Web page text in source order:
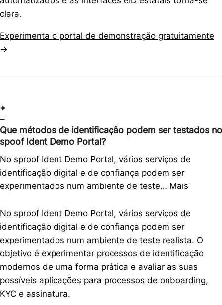
clara.
Experimenta o portal de demonstração gratuitamente
→
+
–
Que métodos de identificação podem ser testados no
spoof Ident Demo Portal?
No sproof Ident Demo Portal, vários serviços de
identificação digital e de confiança podem ser
experimentados num ambiente de teste… Mais
No sproof Ident Demo Portal, vários serviços de
identificação digital e de confiança podem ser
experimentados num ambiente de teste realista. O
objetivo é experimentar processos de identificação
modernos de uma forma prática e avaliar as suas
possíveis aplicações para processos de onboarding,
KYC e assinatura.